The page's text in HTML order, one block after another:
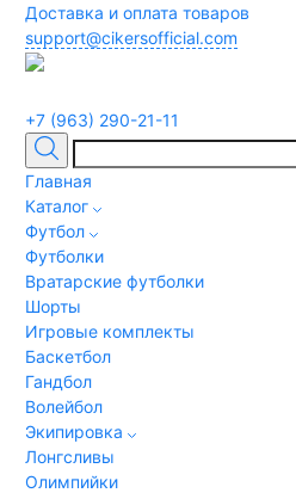
Доставка и оплата товаров
support@cikersofficial.com
+7 (963) 290-21-11
Главная
Каталог
Футбол
Футболки
Вратарские футболки
Шорты
Игровые комплекты
Баскетбол
Гандбол
Волейбол
Экипировка
Лонгсливы
Олимпийки